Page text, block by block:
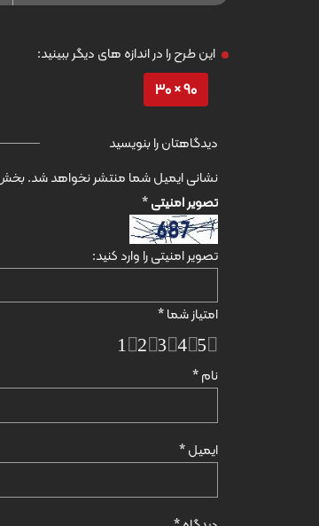
این طرح را در اندازه های دیگر ببینید:
90 × 30
دیدگاهتان را بنویسید
نشانی ایمیل شما منتشر نخواهد شد.
نام*
ایمیل*
تصویر امنیتی*
تصویر امنیتی را وارد کنید:
امتیاز شما*
5
4
3
2
1